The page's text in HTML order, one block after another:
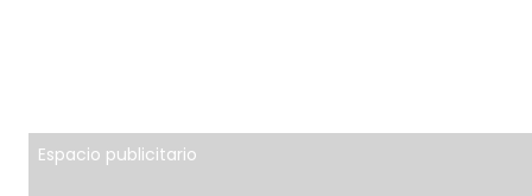
Espacio publicitario